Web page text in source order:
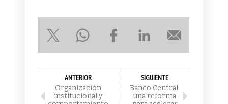
ANTERIOR
Organización
institucional y
SIGUIENTE
Banco Central:
una reforma